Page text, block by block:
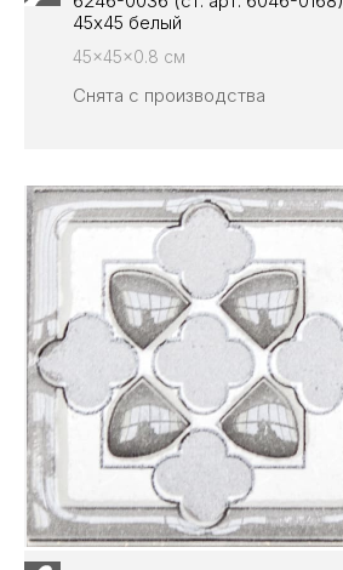
45х45 белый
45x45x0.8 см
Снята с производства